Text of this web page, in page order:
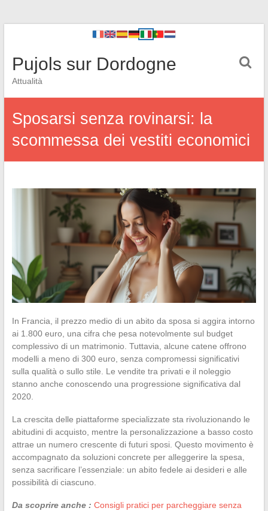
Pujols sur Dordogne
Attualità
Sposarsi senza rovinarsi: la
scommessa dei vestiti economici
In Francia, il prezzo medio di un abito da sposa si aggira intorno
ai 1.800 euro, una cifra che pesa notevolmente sul budget
complessivo di un matrimonio. Tuttavia, alcune catene offrono
modelli a meno di 300 euro, senza compromessi significativi
sulla qualità o sullo stile. Le vendite tra privati e il noleggio
stanno anche conoscendo una progressione significativa dal
2020.
La crescita delle piattaforme specializzate sta rivoluzionando le
abitudini di acquisto, mentre la personalizzazione a basso costo
attrae un numero crescente di futuri sposi. Questo movimento è
accompagnato da soluzioni concrete per alleggerire la spesa,
senza sacrificare l’essenziale: un abito fedele ai desideri e alle
possibilità di ciascuno.
Da scoprire anche : Consigli pratici per parcheggiare senza